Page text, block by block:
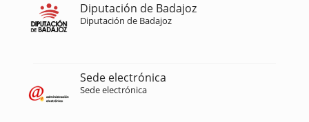
Diputación de Badajoz
Diputación de Badajoz
Sede electrónica
Sede electrónica